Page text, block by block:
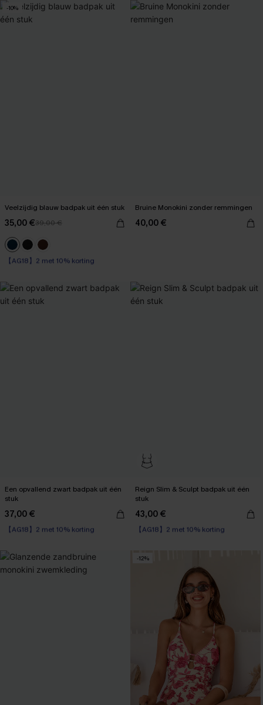
-10%
Veelzijdig blauw badpak uit één stuk
35,00 €39,00 €
【AG18】2 met 10% korting
Op voorraad
Bruine Monokini zonder remmingen
40,00 €
Een opvallend zwart badpak uit één
stuk
37,00 €
【AG18】2 met 10% korting
Op voorraad
Reign Slim & Sculpt badpak uit één
stuk
43,00 €
【AG18】2 met 10% korting
Op voorraad
-12%